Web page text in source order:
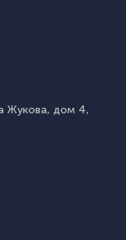
Жукова, дом 4,